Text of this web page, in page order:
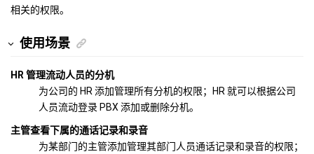
相关的权限。
使用场景
HR 管理流动人员的分机
为公司的 HR 添加管理所有分机的权限；HR 就可以根据公司
人员流动登录 PBX 添加或删除分机。
主管查看下属的通话记录和录音
为某部门的主管添加管理其部门人员通话记录和录音的权限；